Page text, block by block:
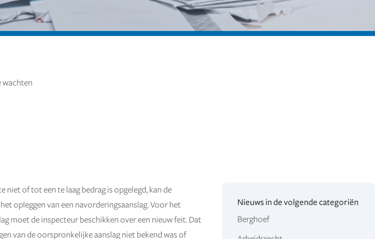
wachten
niet of tot een te laag bedrag is opgelegd, kan de
opleggen van een navorderingsaanslag. Voor het
moet de inspecteur beschikken over een nieuw feit. Dat
van de oorspronkelijke aanslag niet bekend was of
Nieuws in de volgende categoriën
Berghoef